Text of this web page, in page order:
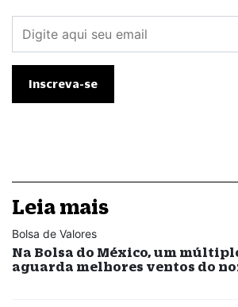
Leia mais
Bolsa de Valores
Na Bolsa do México, um
aguarda melhores ventos do